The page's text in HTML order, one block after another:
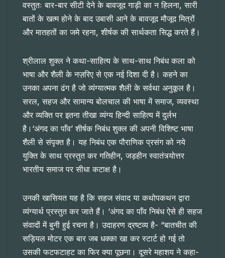
वस्तुतः बार-बार सीटी देने के बावजूद गाड़ी का न हिलना, सारी
बातों के खत्म होने के बाद उबासी आने के बावजूद मौजूद मित्रों
और मातहतों का जमे रहना, शीर्षक की सार्थकता सिद्ध करते हैं।
श्रीलाल शुक्ल ने कथा-साहित्य के साथ-साथ निबंध कला को
भाषा और शैली के नज़रिए से एक नई दिशा दी है। कहने का
उनका अपना ढंग है जो व्यंग्यात्मक शैली के सर्वथा अनुकूल है।
सरल, सहज और सामान्य बोलचाल की भाषा में समाज, व्यवस्था
और व्यक्ति पर इतना तीखा व्यंग्य हिन्दी साहित्य में दुर्लभ
है।‘अंगद का पाँव’ शीर्षक निबंध शुक्ल की अपनी विशिष्ट भाषा
शैली से संपृक्त है। यह निबंध एक पौराणिक प्रसंग को नये
युक्ति के साथ प्रस्तुत कर गतिहीन, जड़हीन स्वातंत्र्योत्तर
भारतीय समाज पर सीधा कटाक्ष है।
उनकी खासियत यह है कि सहज संवाद या कथोपकथन द्वारा
व्यंग्यार्थ प्रस्तुत कर जाते हैं। ‘अंगद का पाँव निबंध ऐसे ही सहज
संवादों में बुनी हुई रचना है। उदाहरण द्रष्टव्य है- “बातचीत की
सड़ियल मोटर एक बार जब धक्का खा कर स्टार्ट हो गई तो
उसकी फटफटाहट का फिर क्या पूछना। दूसरे महाशय ने कहा-